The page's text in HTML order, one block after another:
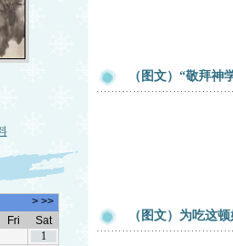
（图文）“敬拜神
（图文）为吃这